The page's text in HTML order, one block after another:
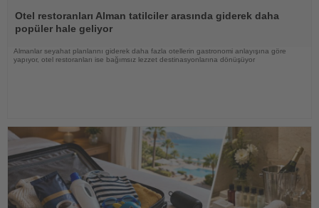
Oku
Otel restoranları Alman tatilciler arasında giderek daha
popüler hale geliyor
Almanlar seyahat planlarını giderek daha fazla otellerin gastronomi anlayışına göre
yapıyor, otel restoranları ise bağımsız lezzet destinasyonlarına dönüşüyor